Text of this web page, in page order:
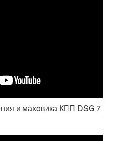
и махoвика КПП DSG 7